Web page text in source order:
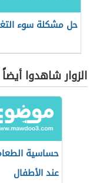
حل مشكلة سوء
الزوار شاهدوا أيضاً
حساسية
عند الأطفال